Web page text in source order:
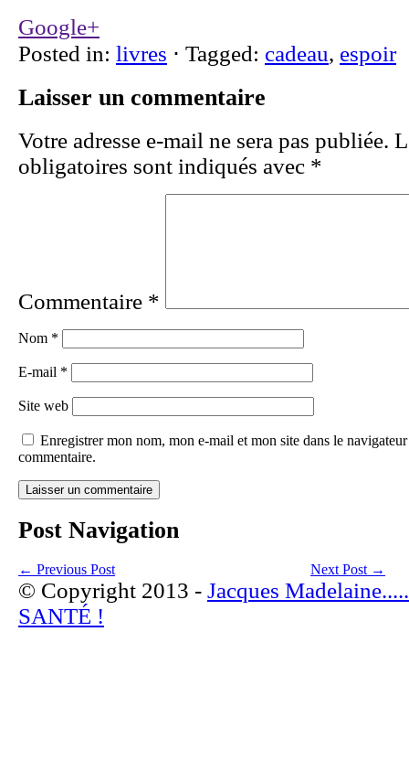
Google+
Posted in: livres ⋅ Tagged: cadeau, espoir
Laisser un commentaire
Votre adresse e-mail ne sera pas publiée.
obligatoires sont indiqués avec *
Commentaire *
Nom *
E-mail *
Site web
Enregistrer mon nom, mon e-mail et mon site dans le
commentaire.
Post Navigation
← Previous Post Next Post →
© Copyright 2013 - Jacques
SANTÉ !